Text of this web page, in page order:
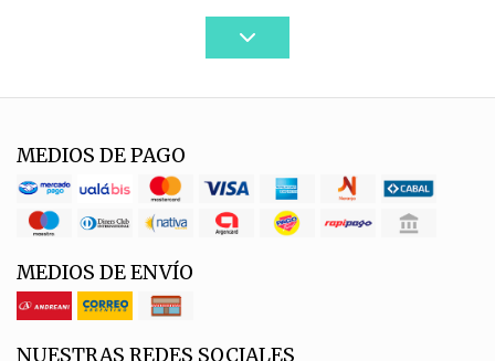
MEDIOS DE PAGO
MEDIOS DE ENVÍO
NUESTRAS REDES SOCIALES